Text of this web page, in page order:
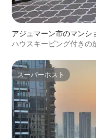
アジュマーン市のマンシ
ハウスキーピング付きの
スーパーホスト
スーパーホスト